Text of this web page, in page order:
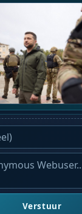
Verstuur